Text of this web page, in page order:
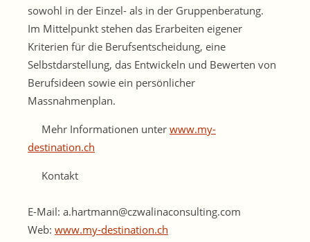
sowohl in der Einzel- als in der Gruppenberatung.
Im Mittelpunkt stehen das Erarbeiten eigener
Kriterien für die Berufsentscheidung, eine
Selbstdarstellung, das Entwickeln und Bewerten von
Berufsideen sowie ein persönlicher
Massnahmenplan.
Mehr Informationen unter www.my-
destination.ch
Kontakt
E-Mail: a.hartmann@czwalinaconsulting.com
Web: www.my-destination.ch